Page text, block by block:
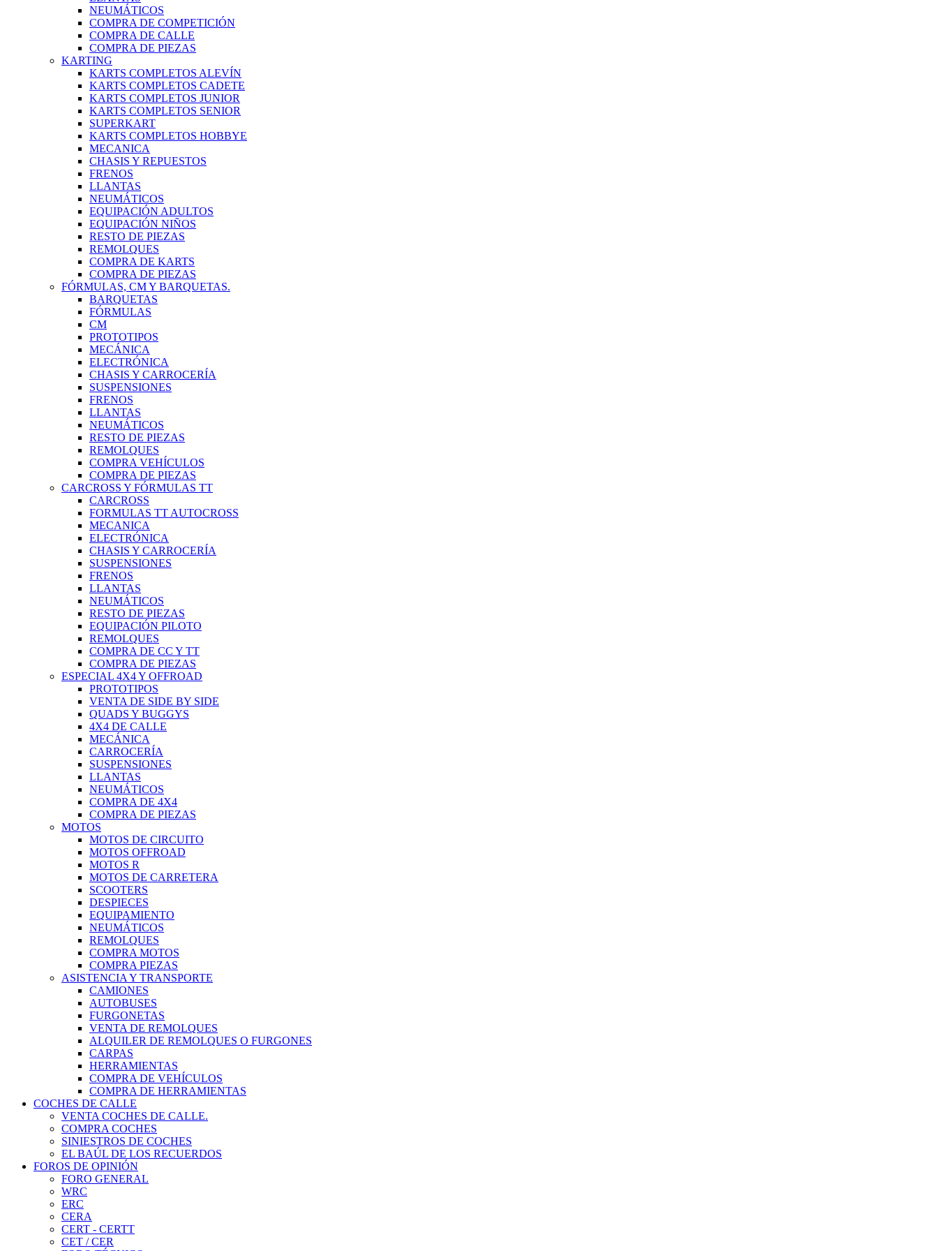
NEUMÁTICOS
COMPRA DE COMPETICIÓN
COMPRA DE CALLE
COMPRA DE PIEZAS
KARTING
KARTS COMPLETOS ALEVÍN
KARTS COMPLETOS CADETE
KARTS COMPLETOS JUNIOR
KARTS COMPLETOS SENIOR
SUPERKART
KARTS COMPLETOS HOBBYE
MECANICA
CHASIS Y REPUESTOS
FRENOS
LLANTAS
NEUMÁTICOS
EQUIPACIÓN ADULTOS
EQUIPACIÓN NIÑOS
RESTO DE PIEZAS
REMOLQUES
COMPRA DE KARTS
COMPRA DE PIEZAS
FÓRMULAS, CM Y BARQUETAS.
BARQUETAS
FÓRMULAS
CM
PROTOTIPOS
MECÁNICA
ELECTRÓNICA
CHASIS Y CARROCERÍA
SUSPENSIONES
FRENOS
LLANTAS
NEUMÁTICOS
RESTO DE PIEZAS
REMOLQUES
COMPRA VEHÍCULOS
COMPRA DE PIEZAS
CARCROSS Y FÓRMULAS TT
CARCROSS
FORMULAS TT AUTOCROSS
MECANICA
ELECTRÓNICA
CHASIS Y CARROCERÍA
SUSPENSIONES
FRENOS
LLANTAS
NEUMÁTICOS
RESTO DE PIEZAS
EQUIPACIÓN PILOTO
REMOLQUES
COMPRA DE CC Y TT
COMPRA DE PIEZAS
ESPECIAL 4X4 Y OFFROAD
PROTOTIPOS
VENTA DE SIDE BY SIDE
QUADS Y BUGGYS
4X4 DE CALLE
MECÁNICA
CARROCERÍA
SUSPENSIONES
LLANTAS
NEUMÁTICOS
COMPRA DE 4X4
COMPRA DE PIEZAS
MOTOS
MOTOS DE CIRCUITO
MOTOS OFFROAD
MOTOS R
MOTOS DE CARRETERA
SCOOTERS
DESPIECES
EQUIPAMIENTO
NEUMÁTICOS
REMOLQUES
COMPRA MOTOS
COMPRA PIEZAS
ASISTENCIA Y TRANSPORTE
CAMIONES
AUTOBUSES
FURGONETAS
VENTA DE REMOLQUES
ALQUILER DE REMOLQUES O FURGONES
CARPAS
HERRAMIENTAS
COMPRA DE VEHÍCULOS
COMPRA DE HERRAMIENTAS
COCHES DE CALLE
VENTA COCHES DE CALLE.
COMPRA COCHES
SINIESTROS DE COCHES
EL BAÚL DE LOS RECUERDOS
FOROS DE OPINIÓN
FORO GENERAL
WRC
ERC
CERA
CERT - CERTT
CET / CER